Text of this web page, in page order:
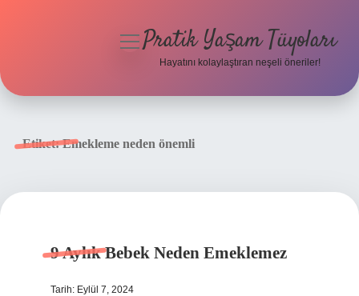
menüyü
Pratik Yaşam Tüyoları
Hayatını kolaylaştıran neşeli öneriler!
Etiket:Emekleme neden önemli
9 Aylık Bebek Neden Emeklemez
Tarih: Eylül 7, 2024